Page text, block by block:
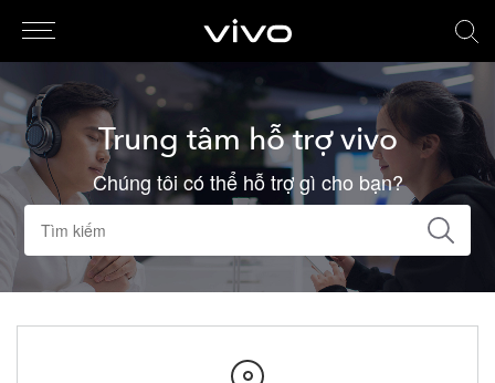
Trung tâm hỗ trợ vivo
Chúng tôi có thể hỗ trợ gì cho bạn?